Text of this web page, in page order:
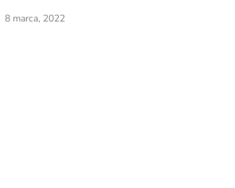
8 marca, 2022